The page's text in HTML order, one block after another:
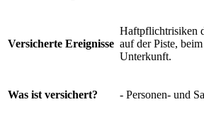
Versicherte Ereignisse
Haftpflichtrisiken
auf der Piste,
Unterkunft.
Was ist versichert? - Personen- und